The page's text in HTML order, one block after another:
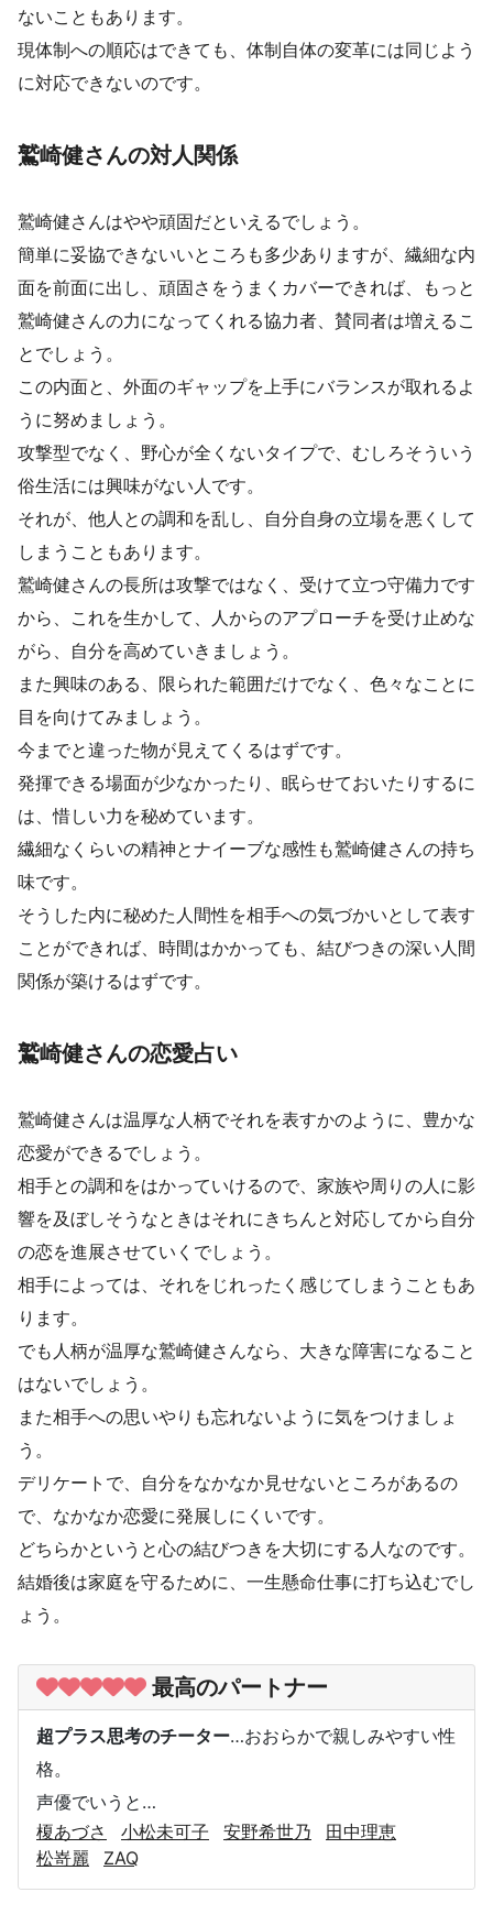
ないこともあります。
現体制への順応はできても、体制自体の変革には同じよう
に対応できないのです。
鷲崎健さんの対人関係
鷲崎健さんはやや頑固だといえるでしょう。
簡単に妥協できないいところも多少ありますが、繊細な内
面を前面に出し、頑固さをうまくカバーできれば、もっと
鷲崎健さんの力になってくれる協力者、賛同者は増えるこ
とでしょう。
この内面と、外面のギャップを上手にバランスが取れるよ
うに努めましょう。
攻撃型でなく、野心が全くないタイプで、むしろそういう
俗生活には興味がない人です。
それが、他人との調和を乱し、自分自身の立場を悪くして
しまうこともあります。
鷲崎健さんの長所は攻撃ではなく、受けて立つ守備力です
から、これを生かして、人からのアプローチを受け止めな
がら、自分を高めていきましょう。
また興味のある、限られた範囲だけでなく、色々なことに
目を向けてみましょう。
今までと違った物が見えてくるはずです。
発揮できる場面が少なかったり、眠らせておいたりするに
は、惜しい力を秘めています。
繊細なくらいの精神とナイーブな感性も鷲崎健さんの持ち
味です。
そうした内に秘めた人間性を相手への気づかいとして表す
ことができれば、時間はかかっても、結びつきの深い人間
関係が築けるはずです。
鷲崎健さんの恋愛占い
鷲崎健さんは温厚な人柄でそれを表すかのように、豊かな
恋愛ができるでしょう。
相手との調和をはかっていけるので、家族や周りの人に影
響を及ぼしそうなときはそれにきちんと対応してから自分
の恋を進展させていくでしょう。
相手によっては、それをじれったく感じてしまうこともあ
ります。
でも人柄が温厚な鷲崎健さんなら、大きな障害になること
はないでしょう。
また相手への思いやりも忘れないように気をつけましょ
う。
デリケートで、自分をなかなか見せないところがあるの
で、なかなか恋愛に発展しにくいです。
どちらかというと心の結びつきを大切にする人なのです。
結婚後は家庭を守るために、一生懸命仕事に打ち込むでし
ょう。
最高のパートナー
超プラス思考のチーター…おおらかで親しみやすい性
格。
声優でいうと…
榎あづさ
小松未可子 安野希世乃
田中理恵
松嵜麗
ZAQ